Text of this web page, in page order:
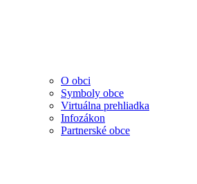
O obci
Symboly obce
Virtuálna prehliadka
Infozákon
Partnerské obce